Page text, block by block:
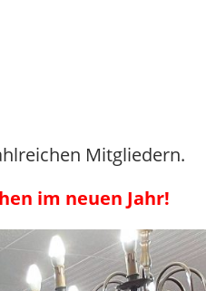
Mitgliedern.
im neuen Jahr!